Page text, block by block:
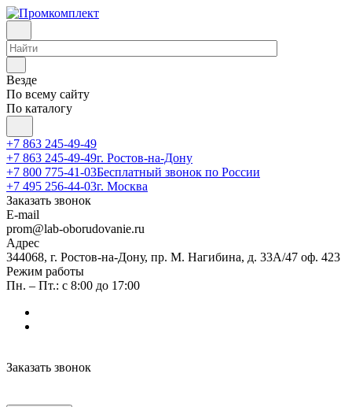
Везде
По всему сайту
По каталогу
+7 863 245-49-49
+7 863 245-49-49г. Ростов-на-Дону
+7 800 775-41-03Бесплатный звонок по России
+7 495 256-44-03г. Москва
Заказать звонок
E-mail
prom@lab-oborudovanie.ru
Адрес
344068, г. Ростов-на-Дону, пр. М. Нагибина, д. 33А/47 оф. 423
Режим работы
Пн. – Пт.: с 8:00 до 17:00
Заказать звонок